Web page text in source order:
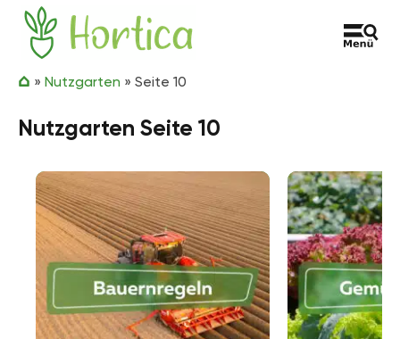
Zum Inhalt springen
Hortica
» Nutzgarten » Seite 10
Nutzgarten Seite 10